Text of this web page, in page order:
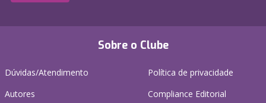
Sobre o Clube
Dúvidas/Atendimento
Autores
Política de privacidade
Compliance Editorial